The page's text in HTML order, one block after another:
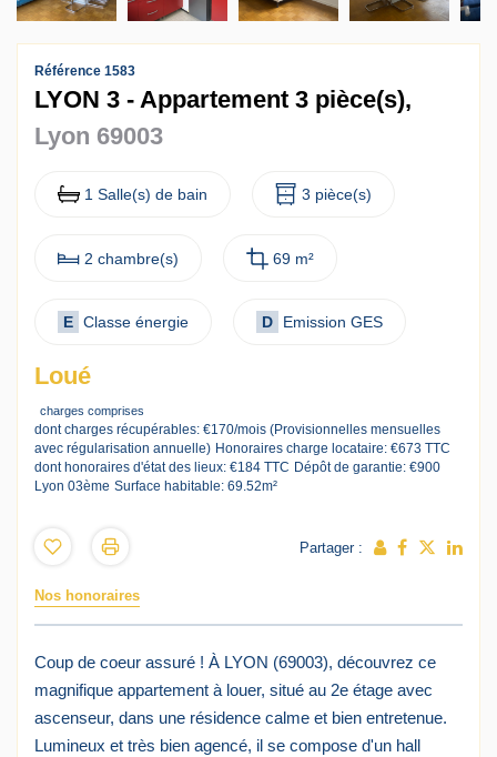
Référence 1583
LYON 3 - Appartement 3 pièce(s),
Lyon 69003
1 Salle(s) de bain 3 pièce(s)
2 chambre(s) 69 m²
E Classe énergie D Emission GES
Loué
charges comprises
dont charges récupérables: €170/mois (Provisionnelles mensuelles
avec régularisation annuelle) Honoraires charge locataire: €673 TTC
dont honoraires d'état des lieux: €184 TTC Dépôt de garantie: €900
Lyon 03ème Surface habitable: 69.52m²
Partager :
Nos honoraires
Coup de coeur assuré ! À LYON (69003), découvrez ce
magnifique appartement à louer, situé au 2e étage avec
ascenseur, dans une résidence calme et bien entretenue.
Lumineux et très bien agencé, il se compose d'un hall